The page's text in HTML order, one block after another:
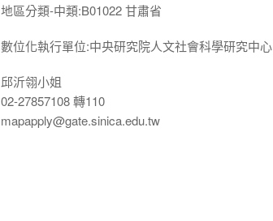
地區分類-中類:B01022 甘肅省
數位化執行單位:中央研究院人文社會科學研究中心
邱沂翎小姐
02-27857108 轉110
mapapply@gate.sinica.edu.tw